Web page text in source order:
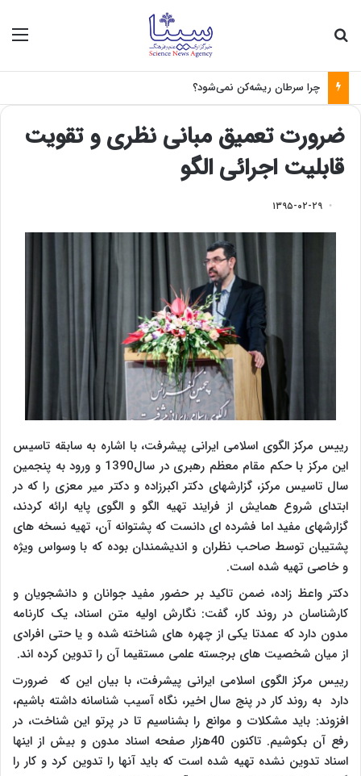
چرا سرطان ریشه‌کن نمی‌شود؟
ضرورت تعمیق مبانی نظری و تقویت
قابلیت اجرائی الگو
۱۳۹۵-۰۲-۲۹
رییس مرکز الگوی اسلامی ایرانی پیشرفت، با اشاره به سابقه تاسیس
این مرکز با حکم مقام معظم رهبری در سال1390 و ورود به پنجمین
سال تاسیس مرکز، گزارشهای دکتر اکبرزاده و دکتر میر معزی را که در
ابتدای شروع همایش از فرایند تهیه الگو و الگوی پایه ارائه کردند،
گزارشهای مفید اما فشرده ای دانست که پشتوانه آن، تهیه نسخه های
پشتیبان توسط صاحب نظران و اندیشمندان بوده که با وسواس ویژه
و خاصی تهیه شده است.
دکتر واعظ زاده، ضمن تاکید بر حضور مفید جوانان و دانشجویان و
کارشناسان در روند کار، گفت: نگارش اولیه متن اسناد، یک کارنامه
مدون دارد که عمدتا یکی از چهره های شناخته شده و یا حتی افرادی
از میان شخصیت های برجسته علمی مستقیما آن را تدوین کرده اند.
رییس مرکز الگوی اسلامی ایرانی پیشرفت، با بیان این که ضرورت
دارد به روند کار در پنج سال اخیر، نگاه آسیب شناسانه داشته باشیم،
افزوند: باید مشکلات و موانع را بشناسیم تا در پرتو این شناخت، در
رفع آن بکوشیم. تاکنون 40هزار صفحه اسناد مدون و بیش از اینها
اسناد تدوین نشده تهیه شده است که باید آنها را تدوین کرد و کار را